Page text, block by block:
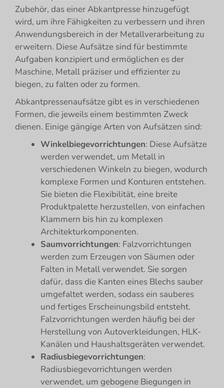
Zubehör, das einer Abkantpresse hinzugefügt
wird, um ihre Fähigkeiten zu verbessern und ihren
Anwendungsbereich in der Metallverarbeitung zu
erweitern. Diese Aufsätze sind für bestimmte
Aufgaben konzipiert und ermöglichen es der
Maschine, Metall präziser und effizienter zu
biegen, zu falten oder zu formen.
Abkantpressenaufsätze gibt es in verschiedenen
Formen, die jeweils einem bestimmten Zweck
dienen. Einige gängige Arten von Aufsätzen sind:
Winkelbiegevorrichtungen: Diese Aufsätze
werden verwendet, um Metall in
verschiedenen Winkeln zu biegen, wodurch
komplexe Formen und Konturen entstehen.
Sie bieten die Flexibilität, eine breite
Produktpalette herzustellen, von einfachen
Klammern bis hin zu komplexen
Architekturkomponenten.
Saumvorrichtungen: Falzvorrichtungen
werden zum Erzeugen von Säumen oder
Falten in Metall verwendet. Sie sorgen
dafür, dass die Kanten eines Blechs sauber
umgefaltet werden, sodass ein sauberes
und fertiges Erscheinungsbild entsteht.
Falzvorrichtungen werden häufig bei der
Herstellung von Autoverkleidungen, HLK-
Kanälen und Haushaltsgeräten verwendet.
Radiusbiegevorrichtungen:
Radiusbiegevorrichtungen werden
verwendet, um gebogene Biegungen in